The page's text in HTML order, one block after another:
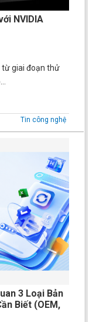
NVIDIA
từ giai đoạn thử
Tin công nghệ
3 Loại Bản
Biết (OEM,